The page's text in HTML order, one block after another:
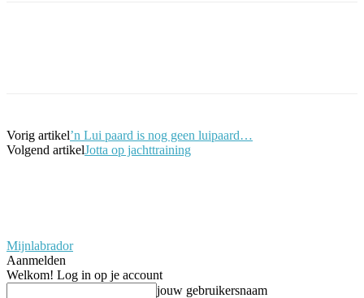
Vorig artikel’n Lui paard is nog geen luipaard…
Volgend artikelJotta op jachttraining
Mijnlabrador
Aanmelden
Welkom! Log in op je account
jouw gebruikersnaam